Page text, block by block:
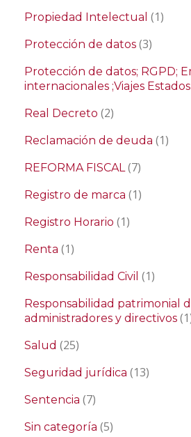
Propiedad Intelectual (1)
Protección de datos (3)
Protección de datos; RGPD;
internacionales ;Viajes
Real Decreto (2)
Reclamación de deuda (1)
REFORMA FISCAL (7)
Registro de marca (1)
Registro Horario (1)
Renta (1)
Responsabilidad Civil (1)
Responsabilidad patrimonial
administradores y directivos
Salud (25)
Seguridad jurídica (13)
Sentencia (7)
Sin categoría (5)